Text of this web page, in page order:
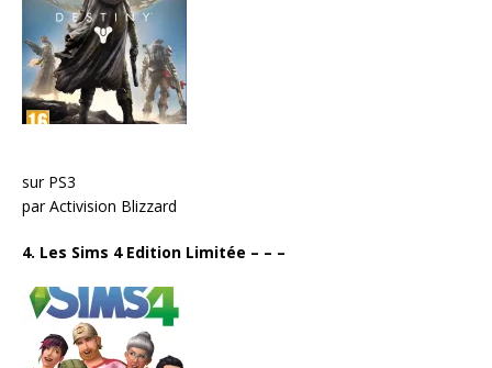
sur PS3
par Activision Blizzard
4. Les Sims 4 Edition Limitée – – –